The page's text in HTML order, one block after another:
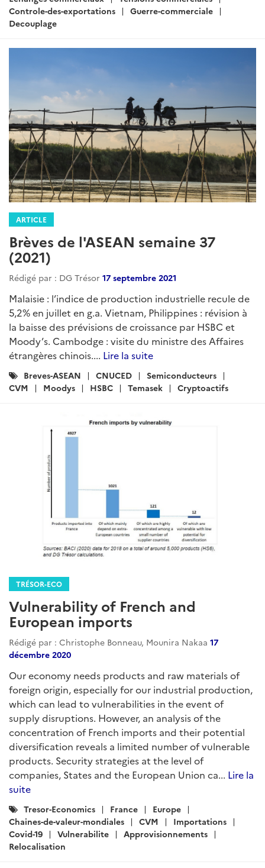
Controle-des-exportations
Guerre-commerciale
Decouplage
ARTICLE
Brèves de l'ASEAN semaine 37
(2021)
Rédigé par : DG Trésor 17 septembre 2021
Malaisie : l’indice de production industrielle recule de
5,2% en juillet en g.a. Vietnam, Philippines : révision à
la baisse des prévisions de croissance par HSBC et
Moody’s. Cambodge : visite du ministre des Affaires
étrangères chinois.... Lire la suite
Catégories
:
Breves-ASEAN CNUCED
Semiconducteurs
CVM
Moodys HSBC Temasek Cryptoactifs
TRÉSOR-ECO
Vulnerability of French and
European imports
Rédigé par : Christophe Bonneau, Mounira Nakaa 17
décembre 2020
Our economy needs products and raw materials of
foreign origin, especially for our industrial production,
which can lead to vulnerabilities in the event of
supply disruptions. However, an analysis of the
concentration of French imports and their potential
diversification reveals a limited number of vulnerable
products. Security strategies at the level of
companies, States and the European Union ca... Lire la
suite
Catégories
:
Tresor-Economics France
Europe
Chaines-de-valeur-mondiales
CVM
Importations
Covid-19
Vulnerabilite
Approvisionnements
Relocalisation